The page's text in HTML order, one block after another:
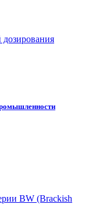
BW (Brackish